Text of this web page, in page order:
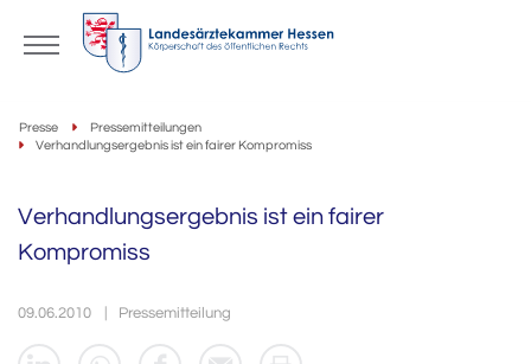
Presse
Pressemitteilungen
Verhandlungsergebnis ist ein fairer Kompromiss
Verhandlungsergebnis ist ein fairer
Kompromiss
09.06.2010 Pressemitteilung